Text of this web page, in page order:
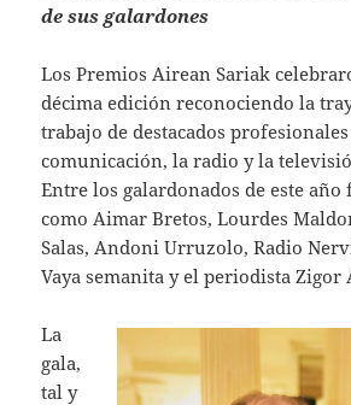
de sus galardones
Los Premios Airean Sariak
décima edición reconociendo la
trabajo de destacados
comunicación, la radio y la
Entre los galardonados de este
como Aimar Bretos, Lourdes
Salas, Andoni Urruzolo, Radio
Vaya semanita y el periodista Zigor
La
gala,
tal y